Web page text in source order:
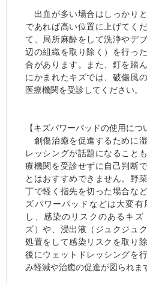
出血が多い場合はしっかり
であれば高い位置に上げてく
て、局所麻酔をして洗浄やデ
辺の組織を取り除く）を行っ
合があります。また、釘を踏
にかまれたキズでは、破傷風
医療機関を受診してください。
【キズパワーパッドの使用につ
創傷治癒を促進するために
レッシングが話題になること
療機関を受診せずに自己判断
とはおすすめできません。野
丁で軽く指先を切った場合な
ズパワーパッドなどは大変
し、感染のリスクのあるキ
ズ）や、浸出液（ジュクジュ
処置をして感染リスクを取り
後にウェットドレッシングを
み軽減や治癒の促進が図られま